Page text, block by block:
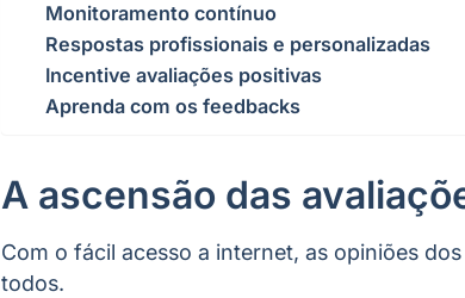
Monitoramento contínuo
Respostas profissionais e personalizadas
Incentive avaliações positivas
Aprenda com os feedbacks
A ascensão das
Com o fácil acesso a internet, as opiniões
todos.